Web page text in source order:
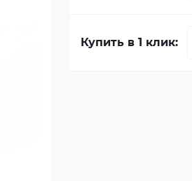
Купить в 1 клик: